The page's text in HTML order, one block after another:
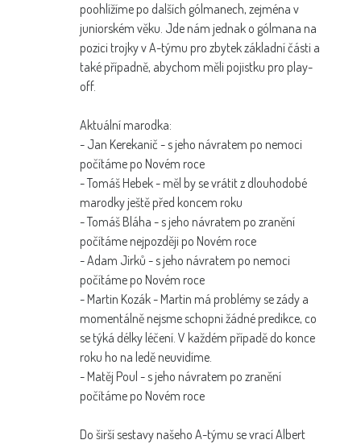
poohlížíme po dalších gólmanech, zejména v
juniorském věku. Jde nám jednak o gólmana na
pozici trojky v A-týmu pro zbytek základní části a
také případně, abychom měli pojistku pro play-
off.
Aktuální marodka:
- Jan Kerekanič - s jeho návratem po nemoci
počítáme po Novém roce
- Tomáš Hebek - měl by se vrátit z dlouhodobé
marodky ještě před koncem roku
- Tomáš Bláha - s jeho návratem po zranění
počítáme nejpozději po Novém roce
- Adam Jirků - s jeho návratem po nemoci
počítáme po Novém roce
- Martin Kozák - Martin má problémy se zády a
momentálně nejsme schopni žádné predikce, co
se týká délky léčení. V každém případě do konce
roku ho na ledě neuvidíme.
- Matěj Poul - s jeho návratem po zranění
počítáme po Novém roce
Do širší sestavy našeho A-týmu se vrací Albert